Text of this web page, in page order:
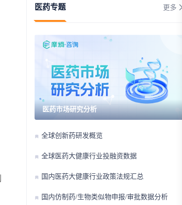
医药专题 更多
医药市场研究分析
全球创新药研发概览
全球医药大健康行业投融资数据
国内医药大健康行业政策法规汇总
国内仿制药/生物类似物申报/审批数据分析